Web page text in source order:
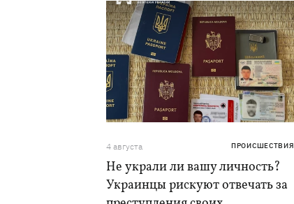
4 августа ПРОИСШЕСТВИЯ
Не украли ли вашу личность?
Украинцы рискуют отвечать за